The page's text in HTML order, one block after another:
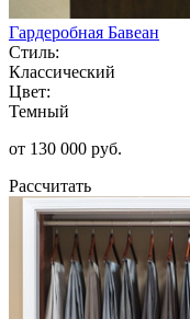
Гардеробная Бавеан
Стиль:
Классический
Цвет:
Темный
от 130 000 руб.
Рассчитать